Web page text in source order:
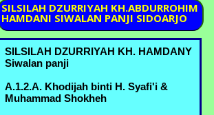
A.6.3.B. Kyai Machmud bin Ahmad
Marzuki & Nyai Sa'udah binti
Muchammad B.3.6.A. - Bureng
A.6.3.D. Kyai Sholeh bin Ahmad
Bureng
SILSILAH DZURRIYAH KH.ABDURROHIM
HAMDANI SIWALAN PANJI SIDOARJO
SILSILAH DZURRIYAH KH. HAMDANY
Siwalan panji
A.1.2.A. Khodijah binti H. Syafi'i &
Muhammad Shokheh